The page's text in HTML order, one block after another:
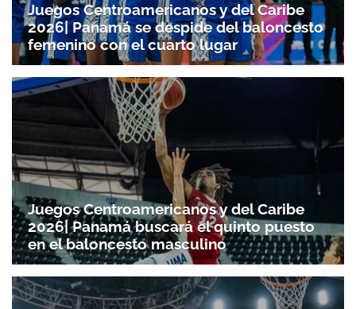
Juegos Centroamericanos y del Caribe
2026| Panamá se despide del baloncesto
femenino con el cuarto lugar
Juegos Centroamericanos y del Caribe
2026| Panamá buscará el quinto puesto
en el baloncesto masculino